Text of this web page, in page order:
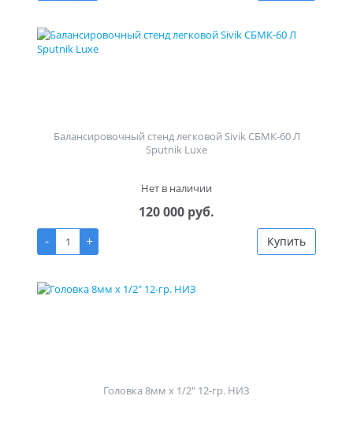
Балансировочный стенд легковой Sivik СБМК-60 Л
Sputnik Luxe
Нет в наличии
120 000 руб.
-
+ Купить
Головка 8мм х 1/2" 12-гр. НИЗ